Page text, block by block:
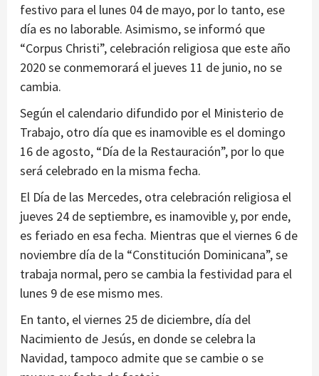
festivo para el lunes 04 de mayo, por lo tanto, ese
día es no laborable. Asimismo, se informó que
“Corpus Christi”, celebración religiosa que este año
2020 se conmemorará el jueves 11 de junio, no se
cambia.
Según el calendario difundido por el Ministerio de
Trabajo, otro día que es inamovible es el domingo
16 de agosto, “Día de la Restauración”, por lo que
será celebrado en la misma fecha.
El Día de las Mercedes, otra celebración religiosa el
jueves 24 de septiembre, es inamovible y, por ende,
es feriado en esa fecha. Mientras que el viernes 6 de
noviembre día de la “Constitución Dominicana”, se
trabaja normal, pero se cambia la festividad para el
lunes 9 de ese mismo mes.
En tanto, el viernes 25 de diciembre, día del
Nacimiento de Jesús, en donde se celebra la
Navidad, tampoco admite que se cambie o se